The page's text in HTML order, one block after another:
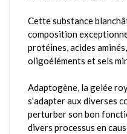
Cette substance
composition
protéines, acides
oligoéléments et sels
Adaptogène, la gelée
s'adapter aux diverses
perturber son bon
divers processus en